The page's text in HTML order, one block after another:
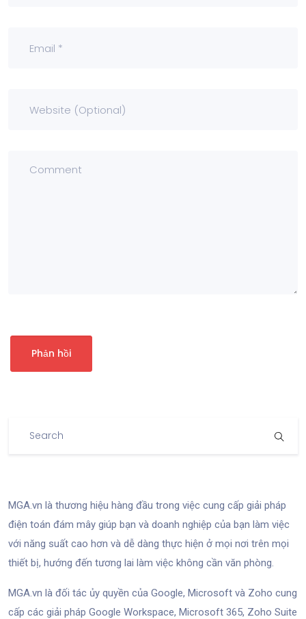
MGA.vn là thương hiệu hàng đầu trong việc cung cấp giải pháp
điện toán đám mây giúp bạn và doanh nghiệp của bạn làm việc
với năng suất cao hơn và dễ dàng thực hiện ở mọi nơi trên mọi
thiết bị, hướng đến tương lai làm việc không cần văn phòng.
MGA.vn là đối tác ủy quyền của Google, Microsoft và Zoho cung
cấp các giải pháp Google Workspace, Microsoft 365, Zoho Suite